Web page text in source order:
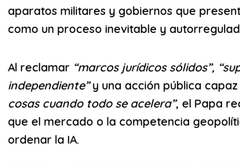
aparatos militares y gobiernos que
como un proceso inevitable y
Al reclamar “marcos jurídicos sólidos”,
independiente”y una acción pública capaz
cosas cuando todo se acelera”, el Papa
que el mercado o la competencia
ordenar la IA.